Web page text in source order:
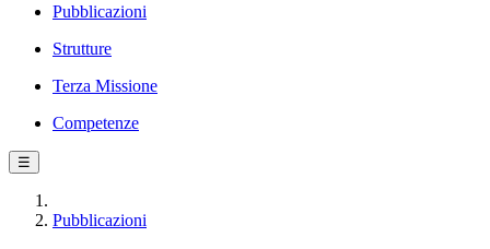
Pubblicazioni
Strutture
Terza Missione
Competenze
☰
Pubblicazioni